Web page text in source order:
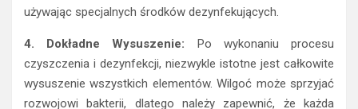
używając specjalnych środków dezynfekujących.
4. Dokładne Wysuszenie: Po wykonaniu procesu
czyszczenia i dezynfekcji, niezwykle istotne jest całkowite
wysuszenie wszystkich elementów. Wilgoć może sprzyjać
rozwojowi bakterii, dlatego należy zapewnić, że każda